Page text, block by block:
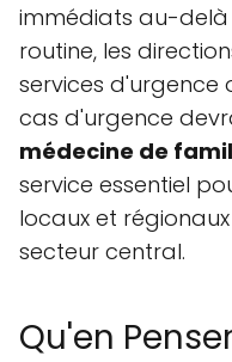
immédiats au-
routine, les
services d'urgence
cas d'urgence
médecine de
service essentiel
locaux et
secteur central.
Qu'en